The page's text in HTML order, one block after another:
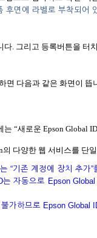
후면에 라벨로 부착되어
다. 그리고 등록버튼을 터
면 다음과 같은 화면이 뜹
“새로운 Epson Global
다양한 웹 서비스를 단
기존 계정에 장치 추가”
자동으로 Epson
가하므로 Epson Global